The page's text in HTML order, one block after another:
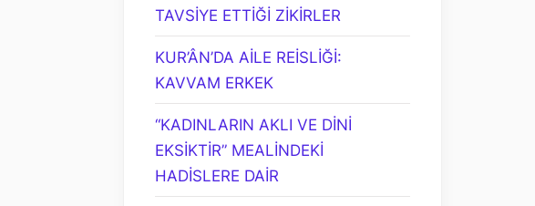
TAVSİYE ETTİĞİ ZİKİRLER
KUR’ÂN’DA AİLE REİSLİĞİ:
KAVVAM ERKEK
“KADINLARIN AKLI VE DİNİ
EKSİKTİR” MEALİNDEKİ
HADİSLERE DAİR